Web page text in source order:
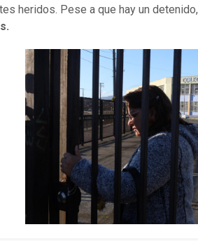
heridos. Pese a que hay un detenido,